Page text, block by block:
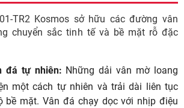
TR2 Kosmos sở hữu các đường vân
chuyển sắc tinh tế và bề mặt rỗ đặc
đá tự nhiên: Những dải vân mờ loang
một cách tự nhiên và trải dài liên tục
bề mặt. Vân đá chạy dọc với nhịp điệu